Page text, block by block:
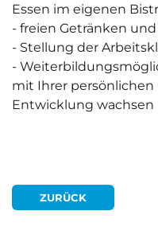
Essen im eigenen
- freien Getränken
- Stellung der
-
mit Ihrer
Entwicklung wachsen
ZURÜCK